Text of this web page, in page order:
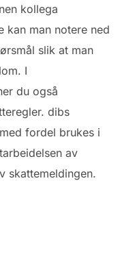
kollega
kan man notere ned
slik at man
I
du også
dibs
fordel brukes i
av
skattemeldingen.